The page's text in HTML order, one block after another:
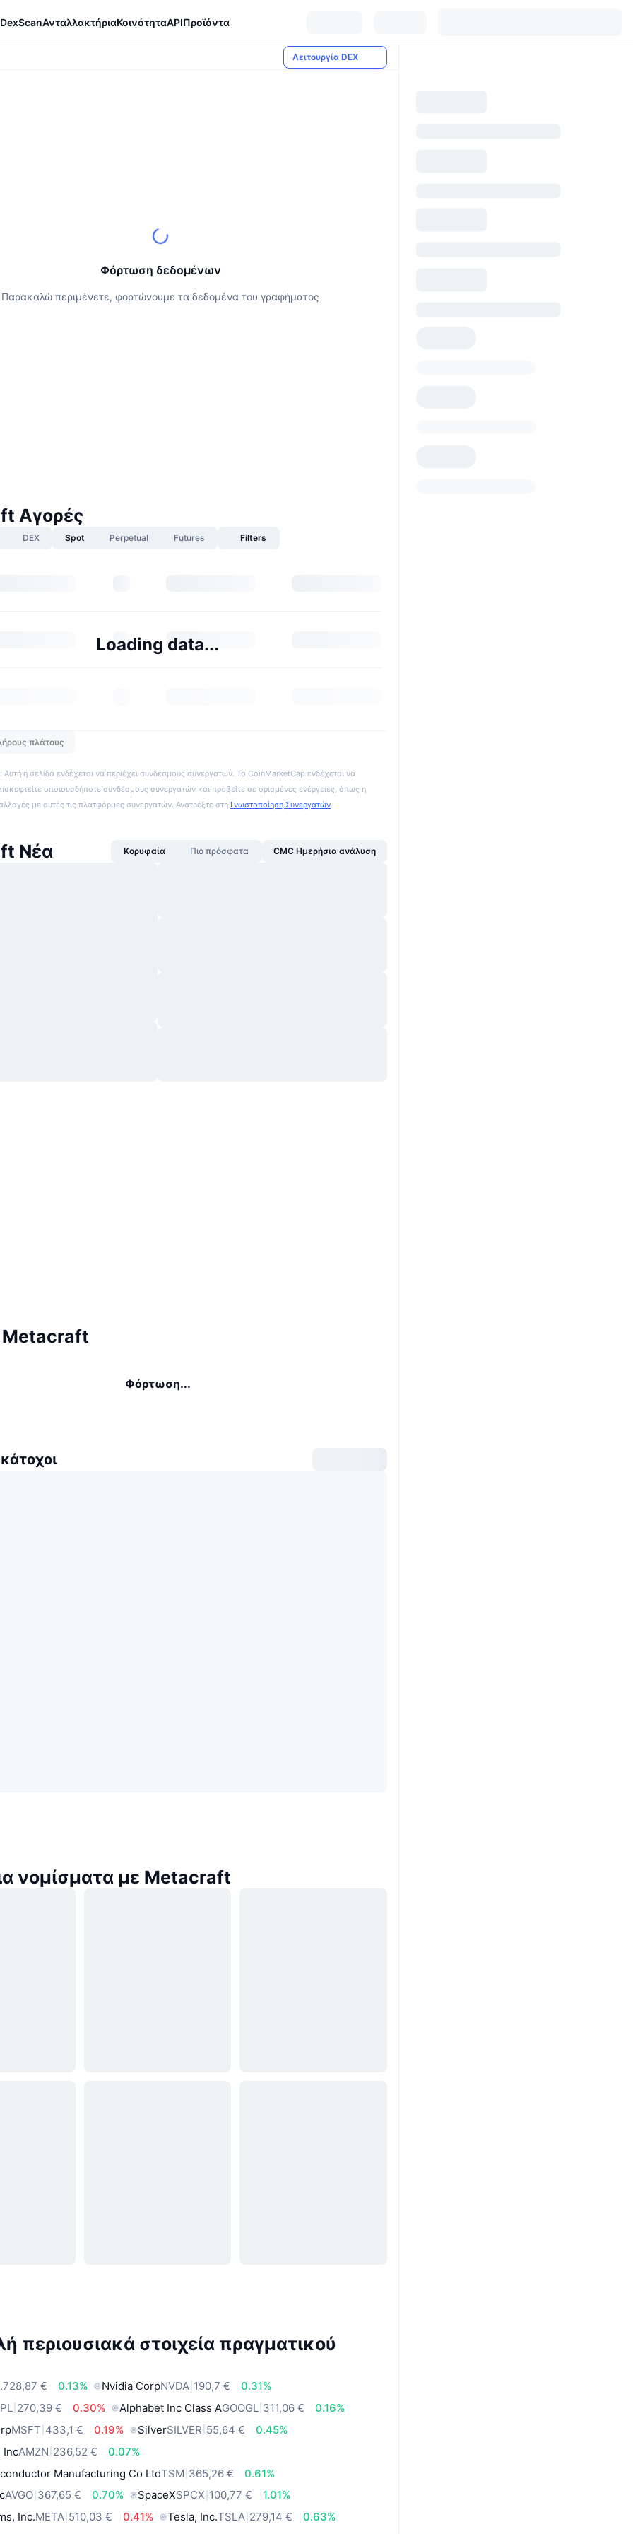
DexScanΑνταλλακτήριαΚοινότηταAPIΠροϊόντα
Λειτουργία DEX
Φόρτωση δεδομένων
Παρακαλώ περιμένετε, φορτώνουμε τα δεδομένα του γραφήματος
Αγορές
DEX Spot Perpetual Futures Filters
Loading data...
πλάτους
Αυτή η σελίδα ενδέχεται να περιέχει συνδέσμους συνεργατών. Το CoinMarketCap ενδέχεται να
οποιουσδήποτε συνδέσμους συνεργατών και προβείτε σε ορισμένες ενέργειες, όπως η
με αυτές τις πλατφόρμες συνεργατών. Ανατρέξτε στη Γνωστοποίηση Συνεργατών.
Νέα Κορυφαία Πιο πρόσφατα CMC Ημερήσια ανάλυση
Metacraft
Φόρτωση...
νομίσματα με Metacraft
περιουσιακά στοιχεία πραγματικού
€ 0.13% Nvidia CorpNVDA 190,7 €
0.31%
270,39 € 0.30% Alphabet Inc Class AGOOGL 311,06 €
0.16%
MSFT 433,1 € 0.19% SilverSILVER 55,64 €
0.45%
IncAMZN 236,52 €
0.07%
Manufacturing Co LtdTSM 365,26 €
0.61%
AVGO 367,65 € 0.70% SpaceXSPCX 100,77 €
1.01%
Inc.META 510,03 € 0.41% Tesla, Inc.TSLA 279,14 €
0.63%